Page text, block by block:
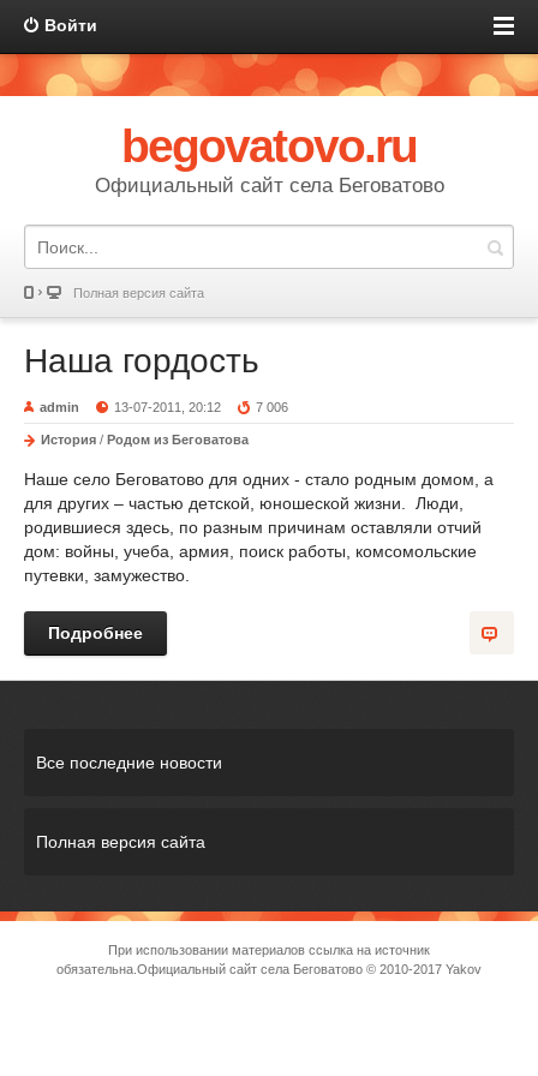
Войти
begovatovo.ru
Официальный сайт села Беговатово
Полная версия сайта
Наша гордость
admin 13-07-2011, 20:12 7 006
История / Родом из Беговатова
Наше село Беговатово для одних - стало родным домом, а
для других – частью детской, юношеской жизни. Люди,
родившиеся здесь, по разным причинам оставляли отчий
дом: войны, учеба, армия, поиск работы, комсомольские
путевки, замужество.
Подробнее
Все последние новости
Полная версия сайта
При использовании материалов ссылка на источник
обязательна. Официальный сайт села Беговатово © 2010-2017 Yakov